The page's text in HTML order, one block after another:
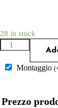
28 in stock
Montaggio (
Prezzo